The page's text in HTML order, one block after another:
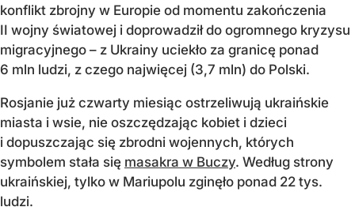
konflikt zbrojny w Europie od momentu zakończenia
II wojny światowej i doprowadził do ogromnego kryzysu
migracyjnego – z Ukrainy uciekło za granicę ponad
6 mln ludzi, z czego najwięcej (3,7 mln) do Polski.
Rosjanie już czwarty miesiąc ostrzeliwują ukraińskie
miasta i wsie, nie oszczędzając kobiet i dzieci
i dopuszczając się zbrodni wojennych, których
symbolem stała się masakra w Buczy. Według strony
ukraińskiej, tylko w Mariupolu zginęło ponad 22 tys.
ludzi.